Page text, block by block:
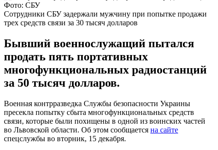
Фото: СБУ
Сотрудники СБУ задержали мужчину при попытке продажи
трех средств связи за 30 тысяч долларов
Бывший военнослужащий пытался
продать пять портативных
многофункциональных радиостанций
за 50 тысяч долларов.
Военная контрразведка Службы безопасности Украины
пресекла попытку сбыта многофункциональных средств
связи, которые были похищены в одной из воинских частей
во Львовской области. Об этом сообщается на сайте
спецслужбы во вторник, 15 декабря.